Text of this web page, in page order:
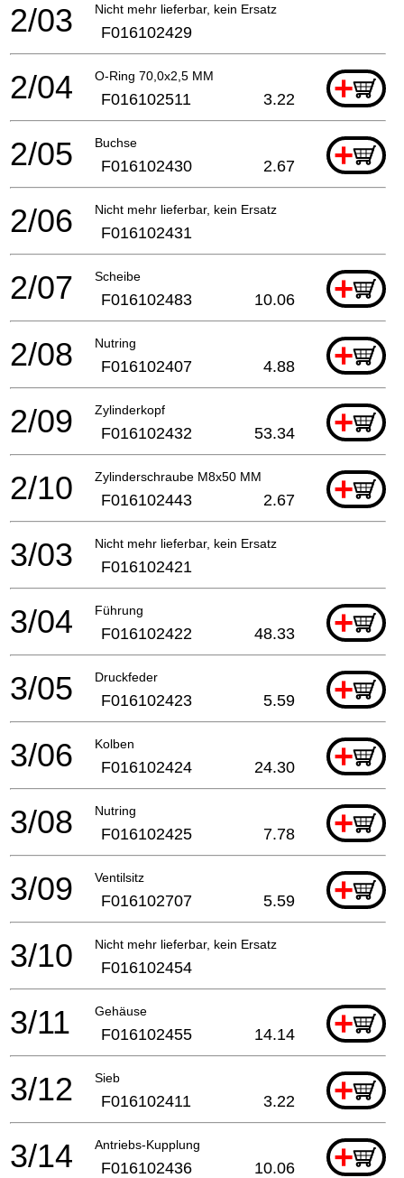
Nicht mehr lieferbar, kein Ersatz
2/03 F016102429
O-Ring 70,0x2,5 MM +
2/04 F016102511 3.22
Buchse +
2/05 F016102430 2.67
Nicht mehr lieferbar, kein Ersatz
2/06 F016102431
Scheibe +
2/07 F016102483 10.06
Nutring +
2/08 F016102407 4.88
Zylinderkopf +
2/09 F016102432 53.34
Zylinderschraube M8x50 MM +
2/10 F016102443 2.67
Nicht mehr lieferbar, kein Ersatz
3/03 F016102421
Führung +
3/04 F016102422 48.33
Druckfeder +
3/05 F016102423 5.59
Kolben +
3/06 F016102424 24.30
Nutring +
3/08 F016102425 7.78
Ventilsitz +
3/09 F016102707 5.59
Nicht mehr lieferbar, kein Ersatz
3/10 F016102454
Gehäuse +
3/11 F016102455 14.14
Sieb +
3/12 F016102411 3.22
Antriebs-Kupplung +
3/14 F016102436 10.06